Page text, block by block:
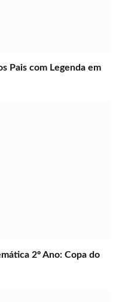
Pais com Legenda em
2º Ano: Copa do